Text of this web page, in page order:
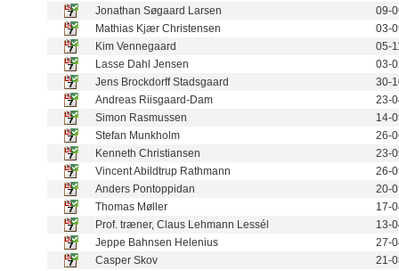
Jonathan Søgaard Larsen
09-
Mathias Kjær Christensen
03-
Kim Vennegaard
05-
Lasse Dahl Jensen
03-
Jens Brockdorff Stadsgaard
30-
Andreas Riisgaard-Dam
23-
Simon Rasmussen
14-
Stefan Munkholm
26-
Kenneth Christiansen
23-
Vincent Abildtrup Rathmann
26-
Anders Pontoppidan
20-
Thomas Møller
17-
Prof. træner, Claus Lehmann Lessél
13-
Jeppe Bahnsen Helenius
27-
Casper Skov
21-